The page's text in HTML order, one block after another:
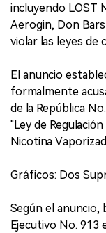
incluyendo LOST
Aerogin, Don
violar las leyes de
El anuncio
formalmente
de la República
"Ley de
Nicotina
Gráficos: Dos
Según el
Ejecutivo No. 913